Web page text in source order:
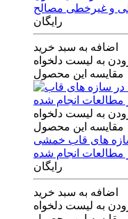
و غیرخطی مصالح
رایگان
اضافه به سبد خرید
به لیست دلخواه
مقایسه این محصول
به لیست دلخواه
مقایسه این محصول
سازه های قاب خمشی
مطالعات انجام شده
رایگان
اضافه به سبد خرید
به لیست دلخواه